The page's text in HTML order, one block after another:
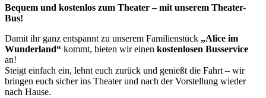
Bequem und kostenlos zum Theater – mit unserem Theater-
Bus!
Damit ihr ganz entspannt zu unserem Familienstück „Alice im
Wunderland“ kommt, bieten wir einen kostenlosen Busservice
an!
Steigt einfach ein, lehnt euch zurück und genießt die Fahrt – wir
bringen euch sicher ins Theater und nach der Vorstellung wieder
nach Hause.